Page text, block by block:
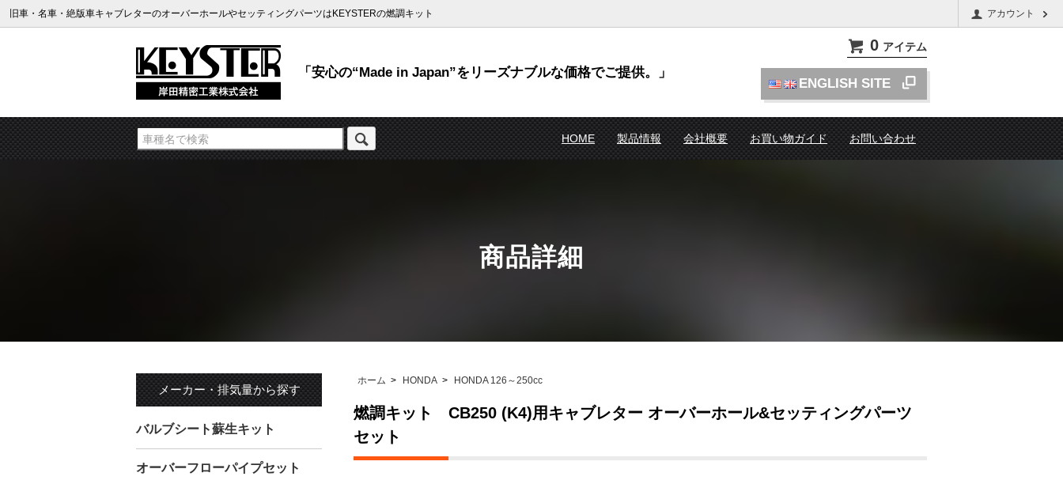
旧車・名車・絶版車キャブレターのオーバーホールやセッティングパーツはKEYSTERの燃調キット アカウント
「安心の“Made in Japan”をリーズナブルな価格でご提供。」
0 アイテム
ENGLISH SITE
HOME 製品情報 会社概要 お買い物ガイド お問い合わせ
商品詳細
ホーム > HONDA > HONDA 126～250cc
燃調キット CB250 (K4)用キャブレター オーバーホール&セッティングパーツ
セット
メーカー・排気量から探す
バルブシート蘇生キット
オーバーフローパイプセット